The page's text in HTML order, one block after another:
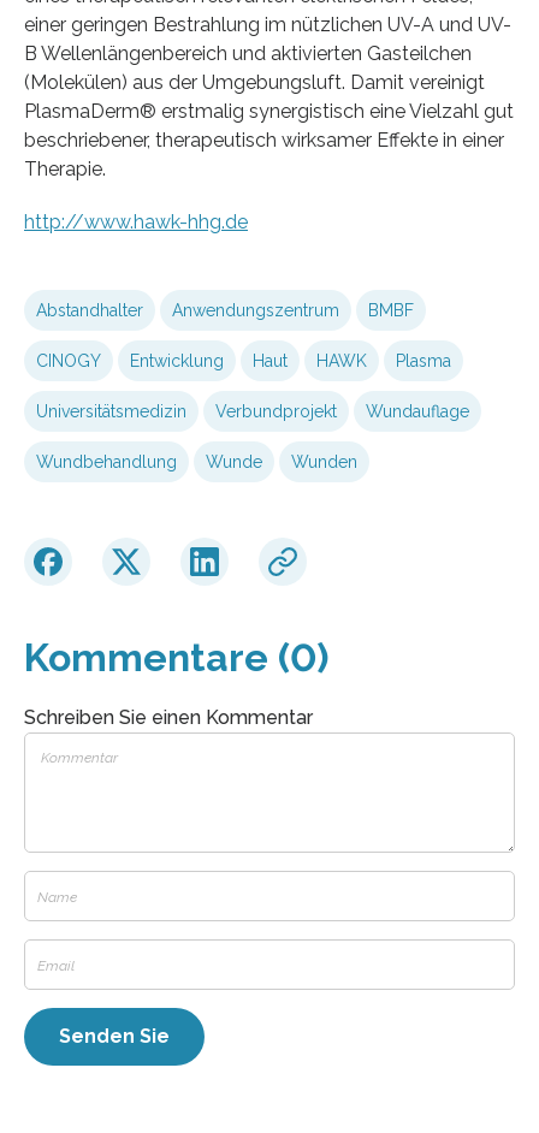
einer geringen Bestrahlung im nützlichen UV-A und UV-
B Wellenlängenbereich und aktivierten Gasteilchen
(Molekülen) aus der Umgebungsluft. Damit vereinigt
PlasmaDerm® erstmalig synergistisch eine Vielzahl gut
beschriebener, therapeutisch wirksamer Effekte in einer
Therapie.
http://www.hawk-hhg.de
Abstandhalter Anwendungszentrum BMBF
CINOGY Entwicklung Haut HAWK Plasma
Universitätsmedizin Verbundprojekt Wundauflage
Wundbehandlung Wunde Wunden
Kommentare (0)
Schreiben Sie einen Kommentar